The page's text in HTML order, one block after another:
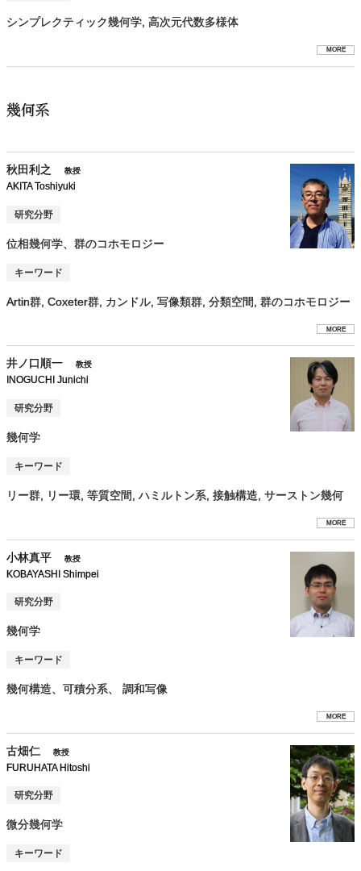
シンプレクティック幾何学, 高次元代数多様体
MORE
幾何系
秋田利之 教授
AKITA Toshiyuki
研究分野
位相幾何学、群のコホモロジー
キーワード
Artin群, Coxeter群, カンドル, 写像類群, 分類空間, 群のコホモロジー
MORE
井ノ口順一 教授
INOGUCHI Junichi
研究分野
幾何学
キーワード
リー群, リー環, 等質空間, ハミルトン系, 接触構造, サーストン幾何
MORE
小林真平 教授
KOBAYASHI Shimpei
研究分野
幾何学
キーワード
幾何構造、可積分系、 調和写像
MORE
古畑仁 教授
FURUHATA Hitoshi
研究分野
微分幾何学
キーワード